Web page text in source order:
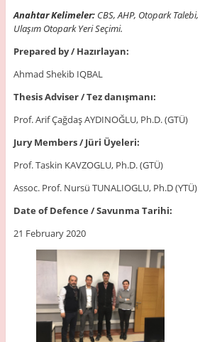
Anahtar Kelimeler:CBS, AHP, Otopark
Ulaşım Otopark Yeri Seçimi.
Prepared by / Hazırlayan:
Ahmad Shekib IQBAL
Thesis Adviser / Tez danışmanı:
Prof. Arif Çağdaş AYDINOĞLU, Ph.D. (GTÜ)
Jury Members / Jüri Üyeleri:
Prof. Taskin KAVZOGLU, Ph.D. (GTÜ)
Assoc. Prof. Nursü TUNALIOGLU, Ph.D (YTÜ)
Date of Defence / Savunma Tarihi:
21 February 2020